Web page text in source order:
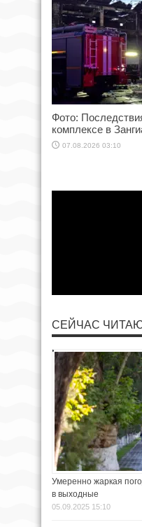
Фото:
комплексе в
07.08.2026 03:10
СЕЙЧАС
Умеренно жаркая
в выходные
05.09.2025 15:10